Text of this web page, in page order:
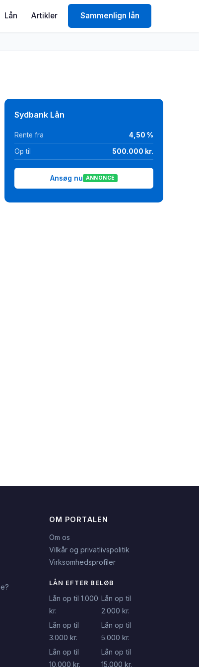
Lån Artikler Sammenlign lån
Sydbank Lån
Rente fra 4,50 %
Op til 500.000 kr.
Ansøg nu ANNONCE
OM PORTALEN
Om os
Vilkår og privatlivspolitik
Virksomhedsprofiler
LÅN EFTER BELØB
Lån op til 1.000
kr.
Lån op til
2.000 kr.
Lån op til
3.000 kr.
Lån op til
5.000 kr.
Lån op til
10.000 kr.
Lån op til
15.000 kr.